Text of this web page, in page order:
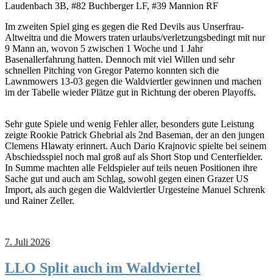
Laudenbach 3B, #82 Buchberger LF, #39 Mannion RF
Im zweiten Spiel ging es gegen die Red Devils aus Unserfrau-
Altweitra und die Mowers traten urlaubs/verletzungsbedingt mit nur
9 Mann an, wovon 5 zwischen 1 Woche und 1 Jahr
Basenallerfahrung hatten. Dennoch mit viel Willen und sehr
schnellen Pitching von Gregor Paterno konnten sich die
Lawnmowers 13-03 gegen die Waldviertler gewinnen und machen
im der Tabelle wieder Plätze gut in Richtung der oberen Playoffs.
Sehr gute Spiele und wenig Fehler aller, besonders gute Leistung
zeigte Rookie Patrick Ghebrial als 2nd Baseman, der an den jungen
Clemens Hlawaty erinnert. Auch Dario Krajnovic spielte bei seinem
Abschiedsspiel noch mal groß auf als Short Stop und Centerfielder.
In Summe machten alle Feldspieler auf teils neuen Positionen ihre
Sache gut und auch am Schlag, sowohl gegen einen Grazer US
Import, als auch gegen die Waldviertler Urgesteine Manuel Schrenk
und Rainer Zeller.
7. Juli 2026
LLO Split auch im Waldviertel